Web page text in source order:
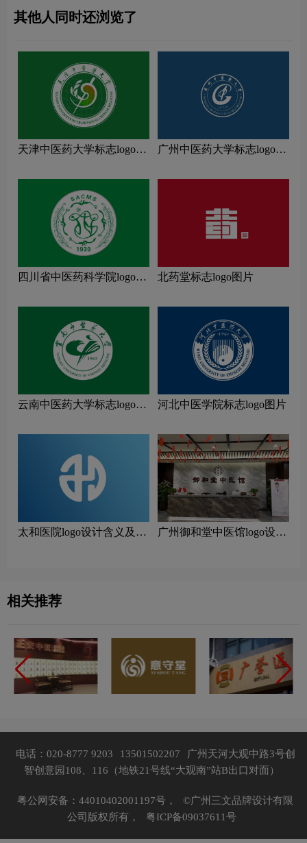
其他人同时还浏览了
天津中医药大学标志logo图
广州中医药大学标志logo图
四川省中医药科学院logo图
北药堂标志logo图片
云南中医药大学标志logo图
河北中医学院标志logo图片
太和医院logo设计含义及医
广州御和堂中医馆logo设计
相关推荐
电话：020-8777 9203 13501502207
广州天河大观中路3号创
智创意园108、116（地铁21号线“大观南”站B出口对面）
粤公网安备：44010402001197号，
©广州三文品牌设计有限
公司版权所有，
粤ICP备09037611号